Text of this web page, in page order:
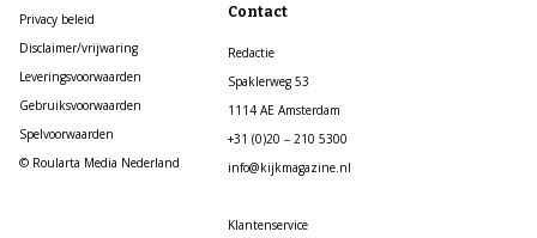
Privacy beleid
Disclaimer/vrijwaring
Leveringsvoorwaarden
Gebruiksvoorwaarden
Spelvoorwaarden
© Roularta Media Nederland
Contact
Redactie
Spaklerweg 53
1114 AE Amsterdam
+31 (0)20 – 210 5300
info@kijkmagazine.nl
Klantenservice